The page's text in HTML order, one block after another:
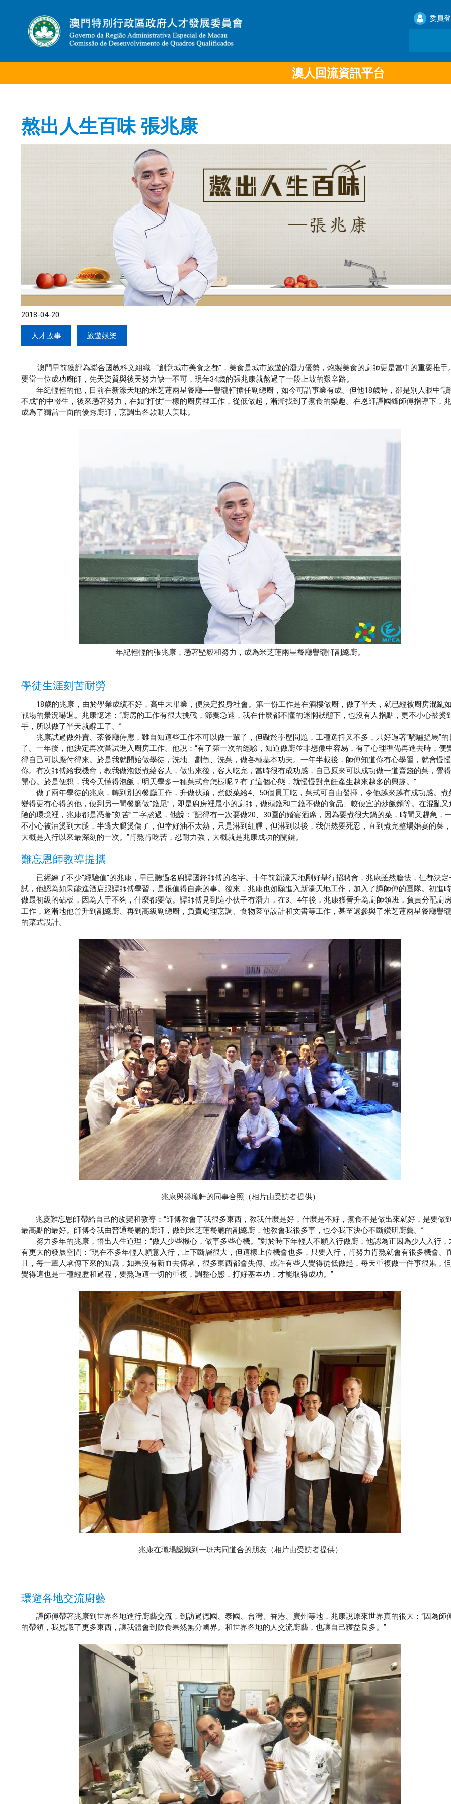
委員
澳人回流資訊平台
熬出人生百味 張兆康
2018-04-20
人才故事 旅遊娛樂
澳門早前獲評為聯合國教科文組織─“創意城市美食之都”，美食是城市旅遊的潛力優勢，炮製美食的廚師更是當中的重要推手
要當一位成功廚師，先天資質與後天努力缺一不可，現年34歲的張兆康就熬過了一段上坡的艱辛路。
年紀輕輕的他，目前在新濠天地的米芝蓮兩星餐廳──譽瓏軒擔任副總廚，如今可謂事業有成。但他18歲時，卻是別人眼中“
不成”的中輟生，後來憑著努力，在如“打仗”一樣的廚房裡工作，從低做起，漸漸找到了煮食的樂趣。在恩師譚國鋒師傅指導下，
成為了獨當一面的優秀廚師，烹調出各款動人美味。
年紀輕輕的張兆康，憑著堅毅和努力，成為米芝蓮兩星餐廳譽瓏軒副總廚。
學徒生涯刻苦耐勞
18歲的兆康，由於學業成績不好，高中未畢業，便決定投身社會。第一份工作是在酒樓做廚，做了半天，就已經被廚房混亂
戰場的景況嚇退。兆康憶述：“廚房的工作有很大挑戰，節奏急速，我在什麼都不懂的迷惘狀態下，也沒有人指點，更不小心被燙
手，所以做了半天就辭工了。”
兆康試過做外賣、茶餐廳侍應，雖自知這些工作不可以做一輩子，但礙於學歷問題，工種選擇又不多，只好過著“騎驢搵馬”的
子。一年後，他決定再次嘗試進入廚房工作。他說：“有了第一次的經驗，知道做廚並非想像中容易，有了心理準備再進去時，便
得自己可以應付得來。於是我就開始做學徒，洗地、劏魚、洗菜，做各種基本功夫。一年半載後，師傅知道你有心學習，就會慢
你。有次師傅給我機會，教我做泡飯煮給客人，做出來後，客人吃完，當時很有成功感，自己原來可以成功做一道賣錢的菜，覺
開心。於是便想，我今天懂得泡飯，明天學多一種菜式會怎樣呢？有了這個心態，就慢慢對烹飪產生越來越多的興趣。”
做了兩年學徒的兆康，轉到別的餐廳工作，升做伙頭，煮飯菜給4、50個員工吃，菜式可自由發揮，令他越來越有成功感。煮
變得更有心得的他，便到另一間餐廳做“鑊尾”，即是廚房裡最小的廚師，做頭鑊和二鑊不做的食品、較便宜的炒飯麵等。在混亂又
險的環境裡，兆康都是憑著“刻苦”二字熬過，他說：“記得有一次要做20、30圍的婚宴酒席，因為要煮很大鍋的菜，時間又趕急，
不小心被油燙到大腿，半邊大腿燙傷了，但幸好油不太熱，只是淋到紅腫，但淋到以後，我仍然要死忍，直到煮完整場婚宴的菜
大概是入行以來最深刻的一次。”肯熬肯吃苦，忍耐力強，大概就是兆康成功的關鍵。
難忘恩師教導提攜
已經練了不少“經驗值”的兆康，早已聽過名廚譚國鋒師傅的名字。十年前新濠天地剛好舉行招聘會，兆康雖然膽怯，但都決定
試，他認為如果能進酒店跟譚師傅學習，是很值得自豪的事。後來，兆康也如願進入新濠天地工作，加入了譚師傅的團隊。初進
做最初級的砧板，因為人手不夠，什麼都要做。譚師傅見到這小伙子有潛力，在3、4年後，兆康獲晉升為廚師領班，負責分配廚
工作，逐漸地他晉升到副總廚、再到高級副總廚，負責處理烹調、食物菜單設計和文書等工作，甚至還參與了米芝蓮兩星餐廳譽
的菜式設計。
兆康與譽瓏軒的同事合照（相片由受訪者提供）
兆慶難忘恩師帶給自己的改變和教導：“師傅教會了我很多東西，教我什麼是好，什麼是不好，煮食不是做出來就好，是要做
最高點的最好。師傅令我由普通餐廳的廚師，做到米芝蓮餐廳的副總廚，他教會我很多事，也令我下決心不斷鑽研廚藝。”
努力多年的兆康，悟出人生道理：“做人少些機心，做事多些心機。”對於時下年輕人不願入行做廚，他認為正因為少人入行，
有更大的發展空間：“現在不多年輕人願意入行，上下斷層很大，但這樣上位機會也多，只要入行，肯努力肯熬就會有很多機會。
且，每一輩人承傳下來的知識，如果沒有新血去傳承，很多東西都會失傳。或許有些人覺得從低做起，每天重複做一件事很累，
覺得這也是一種經歷和過程，要熬過這一切的重複，調整心態，打好基本功，才能取得成功。”
兆康在職場認識到一班志同道合的朋友（相片由受訪者提供）
環遊各地交流廚藝
譚師傅帶著兆康到世界各地進行廚藝交流，到訪過德國、泰國、台灣、香港、廣州等地，兆康說原來世界真的很大：“因為師
的帶領，我見識了更多東西，讓我體會到飲食果然無分國界。和世界各地的人交流廚藝，也讓自己獲益良多。”